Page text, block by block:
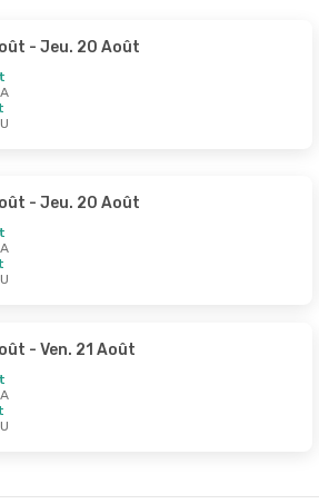
- Jeu. 20 Août
- Jeu. 20 Août
- Ven. 21 Août